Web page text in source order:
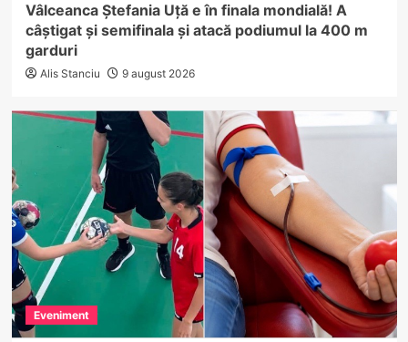
Vâlceanca Ștefania Uță e în finala mondială! A
câștigat și semifinala și atacă podiumul la 400 m
garduri
Alis Stanciu 9 august 2026
Eveniment